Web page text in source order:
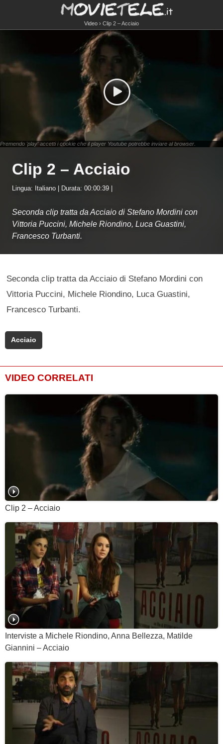
Video Clip 2 – Acciaio
Premendo 'play' accetti i cookie che il player Youtube potrebbe inviare al browser.
Clip 2 – Acciaio
Lingua: Italiano | Durata: 00:00:39 |
Seconda clip tratta da Acciaio di Stefano Mordini con
Vittoria Puccini, Michele Riondino, Luca Guastini,
Francesco Turbanti.
Seconda clip tratta da Acciaio di Stefano Mordini con
Vittoria Puccini, Michele Riondino, Luca Guastini,
Francesco Turbanti.
Acciaio
VIDEO CORRELATI
Clip 2 – Acciaio
Interviste a Michele Riondino, Anna Bellezza, Matilde
Giannini – Acciaio